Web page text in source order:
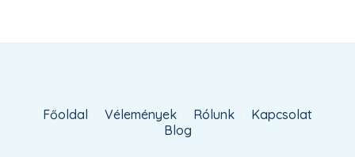
Főoldal Vélemények Rólunk
Kapcsolat
Blog